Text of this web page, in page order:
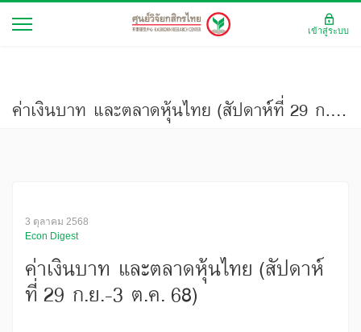
ค่าเงินบาท และตลาดหุ้นไทย (สัปดาห์ที่ 29 ก.ย.-3 ต.ค. 68)
3 ตุลาคม 2568
Econ Digest
ค่าเงินบาท และตลาดหุ้นไทย (สัปดาห์
ที่ 29 ก.ย.-3 ต.ค. 68)
เข้าสู่ระบบ